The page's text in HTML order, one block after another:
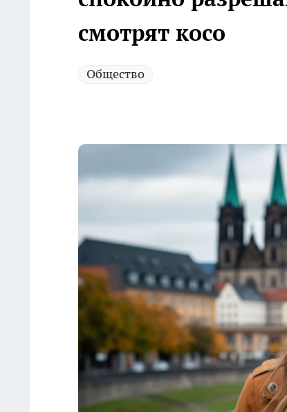
смотрят косо
Общество